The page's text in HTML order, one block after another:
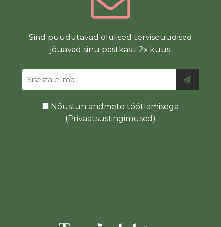
Sind puudutavad olulised terviseuudised
jõuavad sinu postkasti 2x kuus.
Nõustun andmete töötlemisega
(Privaatsustingimused )